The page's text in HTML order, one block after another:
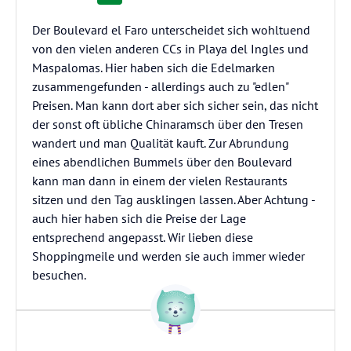
Der Boulevard el Faro unterscheidet sich wohltuend
von den vielen anderen CCs in Playa del Ingles und
Maspalomas. Hier haben sich die Edelmarken
zusammengefunden - allerdings auch zu "edlen"
Preisen. Man kann dort aber sich sicher sein, das nicht
der sonst oft übliche Chinaramsch über den Tresen
wandert und man Qualität kauft. Zur Abrundung
eines abendlichen Bummels über den Boulevard
kann man dann in einem der vielen Restaurants
sitzen und den Tag ausklingen lassen. Aber Achtung -
auch hier haben sich die Preise der Lage
entsprechend angepasst. Wir lieben diese
Shoppingmeile und werden sie auch immer wieder
besuchen.